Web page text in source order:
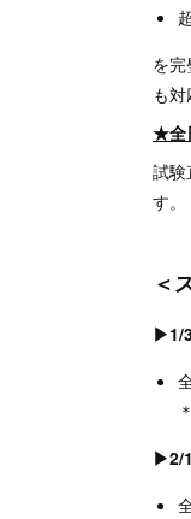
を
も
★全
試験
す。
＜
▶1/
▶2/1